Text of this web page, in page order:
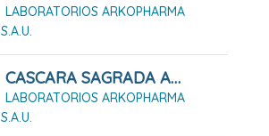
LABORATORIOS ARKOPHARMA
S.A.U.
CASCARA SAGRADA ARKOPHARMA 50 CÁPSULAS DURAS
LABORATORIOS ARKOPHARMA
S.A.U.